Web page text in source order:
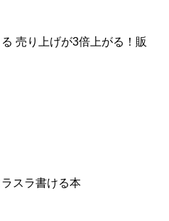
売り上げが3倍上がる！販
スラ書ける本